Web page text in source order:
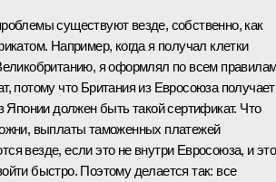
существуют везде, собственно, как
Например, когда я получал клетки
я оформлял по всем
потому что Британия из Евросоюза получает
Японии должен быть такой сертификат. Что
выплаты таможенных платежей
везде, если это не внутри Евросоюза, и это
быстро. Поэтому делается так: все